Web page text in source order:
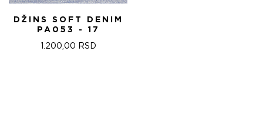
DŽINS SOFT DENIM
PA053 - 17
1.200,00 RSD